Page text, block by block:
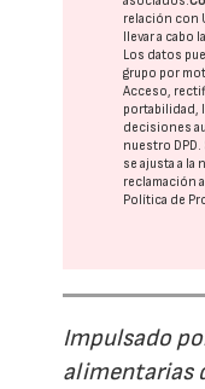
relación con
llevar a
Los datos
grupo por
Acceso,
portabilidad,
decisiones
nuestro DPD.
se ajusta a la
reclamación
Política de
Impulsado
alimentarias